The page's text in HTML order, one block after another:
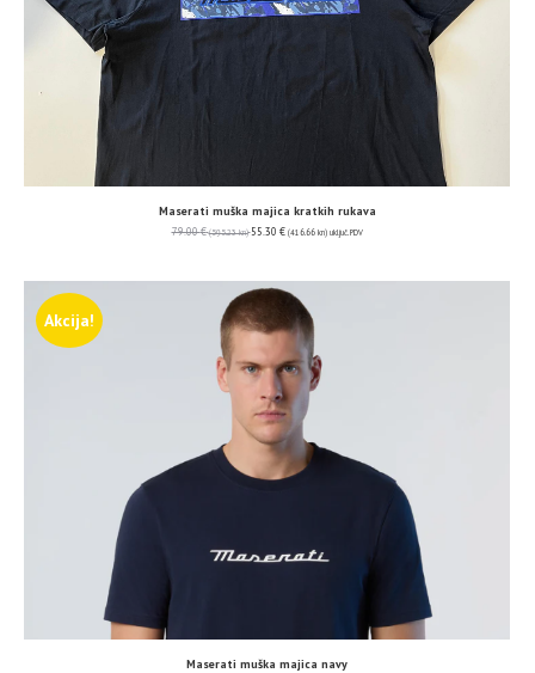
Maserati muška majica kratkih rukava
79.00€ (595.23 kn) 55.30 € (416.66 kn) uključ. PDV
Akcija!
Maserati muška majica navy